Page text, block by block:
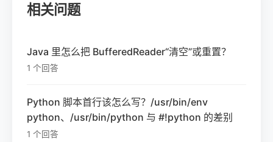
相关问题
Java 里怎么把 BufferedReader“清空”或重置？
1 个回答
Python 脚本首行该怎么写？/usr/bin/env
python、/usr/bin/python 与 #!python 的差别
1 个回答